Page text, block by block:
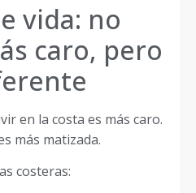
vida: no
caro, pero
en la costa es más caro.
más matizada.
costeras: